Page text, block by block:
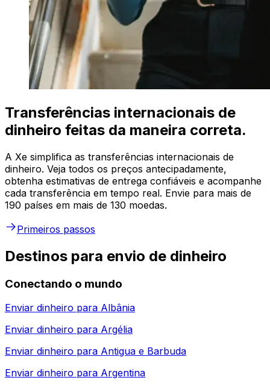
Transferências internacionais de
dinheiro feitas da maneira correta.
A Xe simplifica as transferências internacionais de
dinheiro. Veja todos os preços antecipadamente,
obtenha estimativas de entrega confiáveis e acompanhe
cada transferência em tempo real. Envie para mais de
190 países em mais de 130 moedas.
Primeiros passos
Destinos para envio de dinheiro
Conectando o mundo
Enviar dinheiro para Albânia
Enviar dinheiro para Argélia
Enviar dinheiro para Antigua e Barbuda
Enviar dinheiro para Argentina